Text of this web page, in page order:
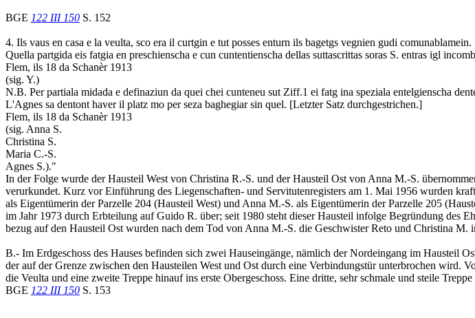
BGE 122 III 150 S. 152
4. Ils vaus en casa e la veulta, sco era il curtgin e tut posses enturn ils bagetgs vegnien gudi comunablamein.
Quella partgida eis fatgia en preschienscha e cun cuntentienscha dellas suttascrittas soras S. entras igl
Flem, ils 18 da Schanèr 1913
(sig. Y.)
N.B. Per partiala midada e definaziun da quei chei cunteneu sut Ziff.1 ei fatg ina speziala entelgienscha
L'Agnes sa dentont haver il platz mo per seza baghegiar sin quel. [Letzter Satz durchgestrichen.]
Flem, ils 18 da Schanèr 1913
(sig. Anna S.
Christina S.
Maria C.-S.
Agnes S.)."
In der Folge wurde der Hausteil West von Christina R.-S. und der Hausteil Ost von Anna M.-S.
verurkundet. Kurz vor Einführung des Liegenschaften- und Servitutenregisters am 1. Mai 1956 wurden
als Eigentümerin der Parzelle 204 (Hausteil West) und Anna M.-S. als Eigentümerin der Parzelle 205
im Jahr 1973 durch Erbteilung auf Guido R. über; seit 1980 steht dieser Hausteil infolge Begründung des
bezug auf den Hausteil Ost wurden nach dem Tod von Anna M.-S. die Geschwister Reto und Christina M.
B.- Im Erdgeschoss des Hauses befinden sich zwei Hauseingänge, nämlich der Nordeingang im Hausteil
der auf der Grenze zwischen den Hausteilen West und Ost durch eine Verbindungstür unterbrochen
die Veulta und eine zweite Treppe hinauf ins erste Obergeschoss. Eine dritte, sehr schmale und steile Treppe
BGE 122 III 150 S. 153